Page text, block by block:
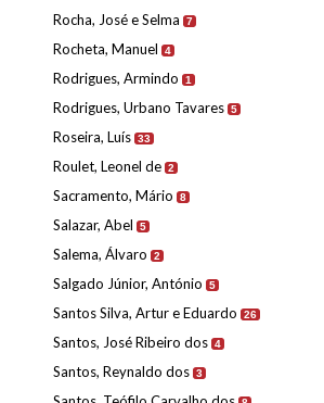
Rocha, José e Selma 7
Rocheta, Manuel 4
Rodrigues, Armindo 1
Rodrigues, Urbano Tavares 5
Roseira, Luís 33
Roulet, Leonel de 2
Sacramento, Mário 8
Salazar, Abel 5
Salema, Álvaro 2
Salgado Júnior, António 5
Santos Silva, Artur e Eduardo 26
Santos, José Ribeiro dos 4
Santos, Reynaldo dos 3